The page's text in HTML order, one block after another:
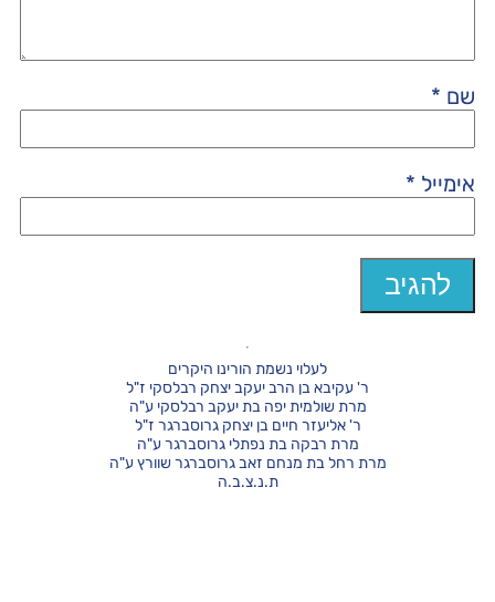
שם *
אימייל *
לעלוי נשמת הורינו היקרים
ר' עקיבא בן הרב יעקב יצחק רבלסקי ז"ל
מרת שולמית יפה בת יעקב רבלסקי ע"ה
ר' אליעזר חיים בן יצחק גרוסברגר ז"ל
מרת רבקה בת נפתלי גרוסברגר ע"ה
מרת רחל בת מנחם זאב גרוסברגר שוורץ ע"ה
ת.נ.צ.ב.ה